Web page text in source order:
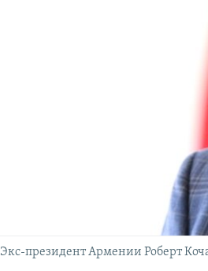
Экс-президент Армении Роберт